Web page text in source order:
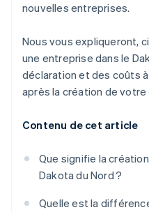
nouvelles entreprises.
Nous vous expliqueront,
une entreprise dans le
déclaration et des coûts
après la création de
Contenu de cet article
Que signifie la
Dakota du Nord ?
Quelle est la